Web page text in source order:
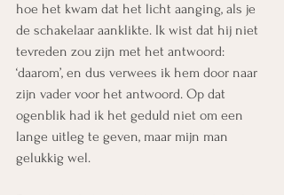
hoe het kwam dat het licht aanging, als je
de schakelaar aanklikte. Ik wist dat hij niet
tevreden zou zijn met het antwoord:
‘daarom’, en dus verwees ik hem door naar
zijn vader voor het antwoord. Op dat
ogenblik had ik het geduld niet om een
lange uitleg te geven, maar mijn man
gelukkig wel.